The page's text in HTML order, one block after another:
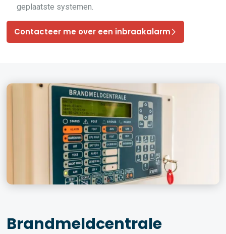
geplaatste systemen.
Contacteer me over een inbraakalarm
Brandmeldcentrale